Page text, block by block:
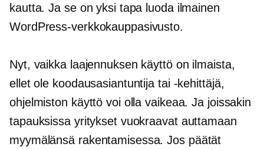
kautta. Ja se on yksi tapa luoda ilmainen
WordPress-verkkokauppasivusto.
Nyt, vaikka laajennuksen käyttö on ilmaista,
ellet ole koodausasiantuntija tai -kehittäjä,
ohjelmiston käyttö voi olla vaikeaa. Ja joissakin
tapauksissa yritykset vuokraavat auttamaan
myymälänsä rakentamisessa. Jos päätät